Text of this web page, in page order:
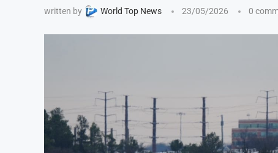
written by World Top News 23/05/2026 0